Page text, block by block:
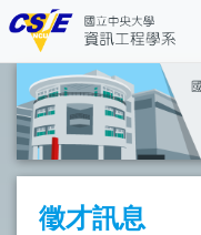
徵才訊息